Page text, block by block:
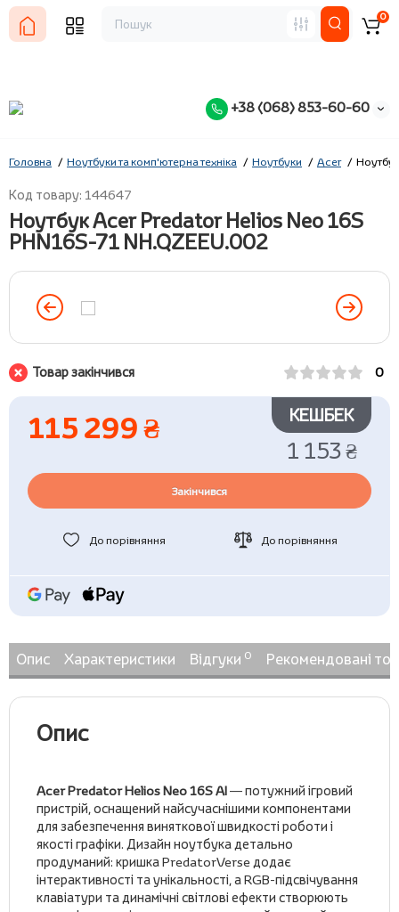
+38 (068) 853-60-60
0
Головна Ноутбуки та комп'ютерна техніка Ноутбуки Acer
Код товару: 144647
Ноутбук Acer Predator Helios Neo 16S
PHN16S-71 NH.QZEEU.002
Товар закінчився 0
115 299 ₴ КЕШБЕК
1 153 ₴
Закінчився
До порівняння До порівняння
Опис Характеристики Відгуки 0 Рекомендовані
Опис
Acer Predator Helios Neo 16S AI— потужний ігровий
пристрій, оснащений найсучаснішими компонентами
для забезпечення виняткової швидкості роботи і
якості графіки. Дизайн ноутбука детально
продуманий: кришка PredatorVerse додає
інтерактивності та унікальності, а RGB-підсвічування
клавіатури та динамічні світлові ефекти створюють